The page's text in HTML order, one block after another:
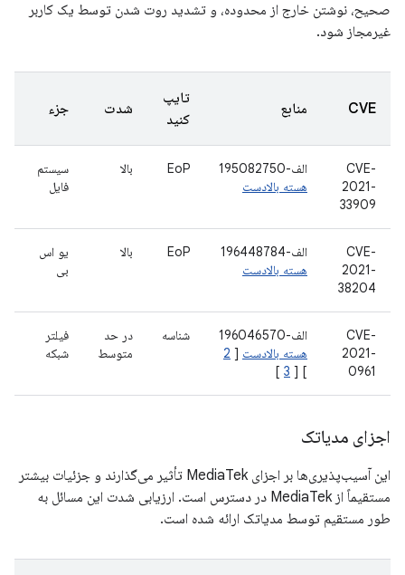
صحیح، نوشتن خارج از محدوده، و تشدید روت شدن توسط یک کاربر
غیرمجاز شود.
CVE منابع
تایپ
کنید
شدت جزء
CVE-
2021-
33909
الف-195082750
هسته بالادست
EoP بالا
سیستم
فایل
CVE-
2021-
38204
الف-196448784
هسته بالادست
EoP بالا
یو اس
بی
CVE-
2021-
0961
الف-196046570
هسته بالادست [
2
] [
3
]
شناسه
در حد
متوسط
فیلتر
شبکه
اجزای مدیاتک
این آسیب‌پذیری‌ها بر اجزای MediaTek تأثیر می‌گذارند و جزئیات بیشتر
مستقیماً از MediaTek در دسترس است. ارزیابی شدت این مسائل به
طور مستقیم توسط مدیاتک ارائه شده است.